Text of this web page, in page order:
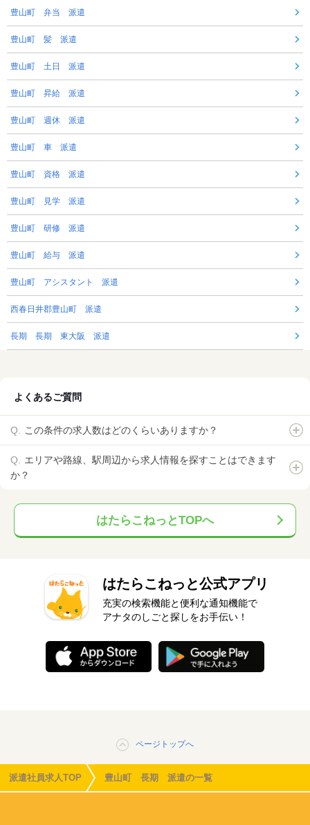
豊山町 弁当 派遣
豊山町 髪 派遣
豊山町 土日 派遣
豊山町 昇給 派遣
豊山町 週休 派遣
豊山町 車 派遣
豊山町 資格 派遣
豊山町 見学 派遣
豊山町 研修 派遣
豊山町 給与 派遣
豊山町 アシスタント 派遣
西春日井郡豊山町 派遣
長期 長期 東大阪 派遣
よくあるご質問
この条件の求人数はどのくらいありますか？
エリアや路線、駅周辺から求人情報を探すことはできます
か？
はたらこねっとTOPへ
はたらこねっと公式アプリ
充実の検索機能と便利な通知機能で
アナタのしごと探しをお手伝い！
ページトップへ
派遣社員求人TOP 豊山町 長期 派遣の一覧